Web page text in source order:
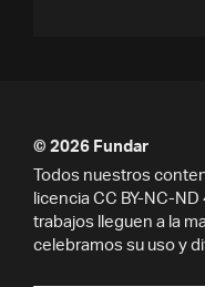
© 2026 Fundar
Todos nuestros
licencia CC BY-NC-
trabajos lleguen a la
celebramos su uso y